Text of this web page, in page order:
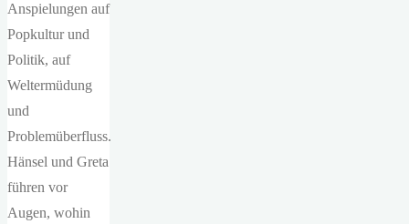
Anspielungen auf
Popkultur und
Politik, auf
Weltermüdung
und
Problemüberfluss.
Hänsel und Greta
führen vor
Augen, wohin